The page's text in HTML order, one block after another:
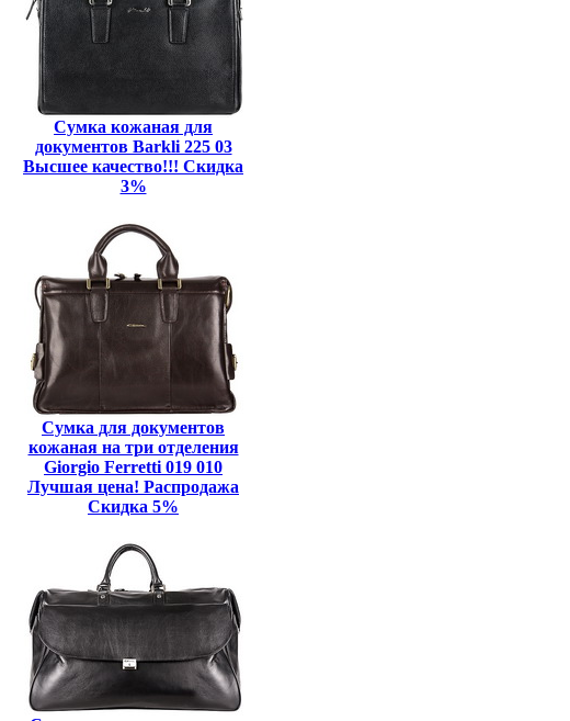
Сумка кожаная для
документов Barkli 225 03
Высшее качество!!! Скидка
3%
Сумка для документов
кожаная на три отделения
Giorgio Ferretti 019 010
Лучшая цена! Распродажа
Скидка 5%